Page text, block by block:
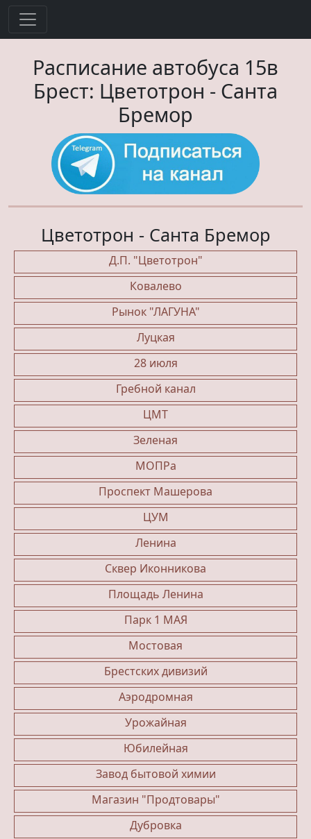
Расписание автобуса 15в
Брест: Цветотрон - Санта
Бремор
Цветотрон - Санта Бремор
Д.П. "Цветотрон"
Ковалево
Рынок "ЛАГУНА"
Луцкая
28 июля
Гребной канал
ЦМТ
Зеленая
МОПРа
Проспект Машерова
ЦУМ
Ленина
Сквер Иконникова
Площадь Ленина
Парк 1 МАЯ
Мостовая
Брестских дивизий
Аэродромная
Урожайная
Юбилейная
Завод бытовой химии
Магазин "Продтовары"
Дубровка